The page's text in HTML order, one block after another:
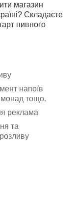
магазин
Складаєте
пивного
напоїв
тощо.
реклама
та